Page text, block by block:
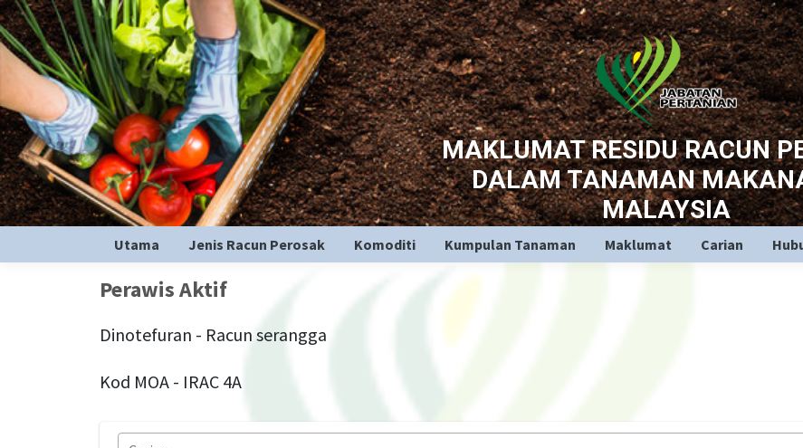
MAKLUMAT RESIDU RACUN
DALAM TANAMAN
MALAYSIA
Utama Jenis Racun Perosak Komoditi Kumpulan Tanaman Maklumat Carian
Perawis Aktif
Dinotefuran - Racun serangga
Kod MOA - IRAC 4A